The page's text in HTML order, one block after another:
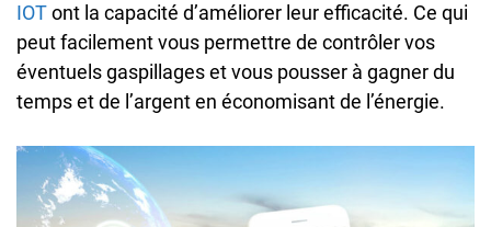
IOTont la capacité d’améliorer leur efficacité. Ce qui
peut facilement vous permettre de contrôler vos
éventuels gaspillages et vous pousser à gagner du
temps et de l’argent en économisant de l’énergie.